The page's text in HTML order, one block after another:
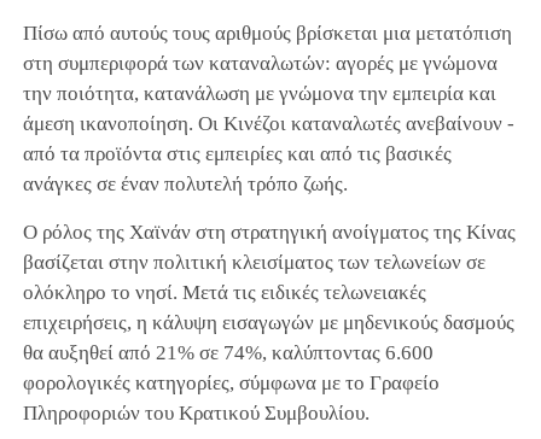
Πίσω από αυτούς τους αριθμούς βρίσκεται μια μετατόπιση
στη συμπεριφορά των καταναλωτών: αγορές με γνώμονα
την ποιότητα, κατανάλωση με γνώμονα την εμπειρία και
άμεση ικανοποίηση. Οι Κινέζοι καταναλωτές ανεβαίνουν -
από τα προϊόντα στις εμπειρίες και από τις βασικές
ανάγκες σε έναν πολυτελή τρόπο ζωής.
Ο ρόλος της Χαϊνάν στη στρατηγική ανοίγματος της Κίνας
βασίζεται στην πολιτική κλεισίματος των τελωνείων σε
ολόκληρο το νησί. Μετά τις ειδικές τελωνειακές
επιχειρήσεις, η κάλυψη εισαγωγών με μηδενικούς δασμούς
θα αυξηθεί από 21% σε 74%, καλύπτοντας 6.600
φορολογικές κατηγορίες, σύμφωνα με το Γραφείο
Πληροφοριών του Κρατικού Συμβουλίου.